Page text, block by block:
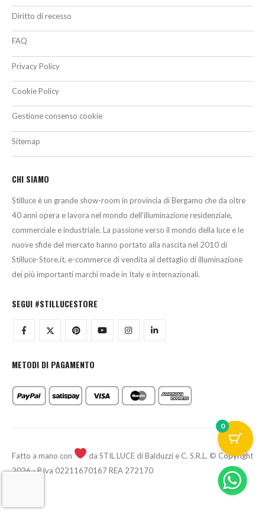
Diritto di recesso
FAQ
Privacy Policy
Cookie Policy
Gestione consenso cookie
Sitemap
CHI SIAMO
Stilluce è un grande show-room in provincia di Bergamo che da oltre
40 anni opera e lavora nel mondo dell’illuminazione residenziale,
commerciale e industriale. La passione verso il mondo della luce e le
nuove sfide del mercato hanno portato alla nascita nel 2010 di
Stilluce-Store.it, e-commerce di vendita al dettaglio di illuminazione
dei più importanti marchi made in Italy e internazionali.
SEGUI #STILLUCESTORE
METODI DI PAGAMENTO
Fatto a mano con
da STIL LUCE di Balduzzi e C. S.R.L. © Copyright
2026 - P.Iva 02211670167 REA 272170
0